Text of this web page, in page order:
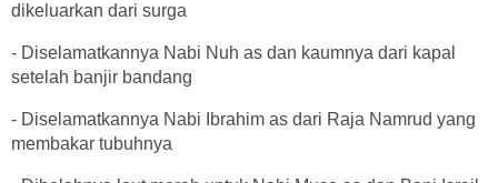
dikeluarkan dari surga
- Diselamatkannya Nabi Nuh as dan kaumnya dari kapal
setelah banjir bandang
- Diselamatkannya Nabi Ibrahim as dari Raja Namrud yang
membakar tubuhnya